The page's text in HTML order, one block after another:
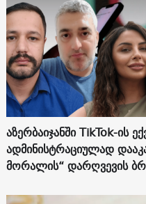
აზერბაიჯანში TikTok-ის
ადმინისტრაციულად
მორალის“ დარღვევის